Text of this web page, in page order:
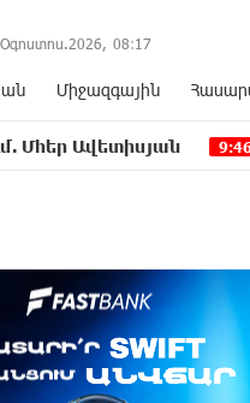
08:17
Միջազգային
9:46